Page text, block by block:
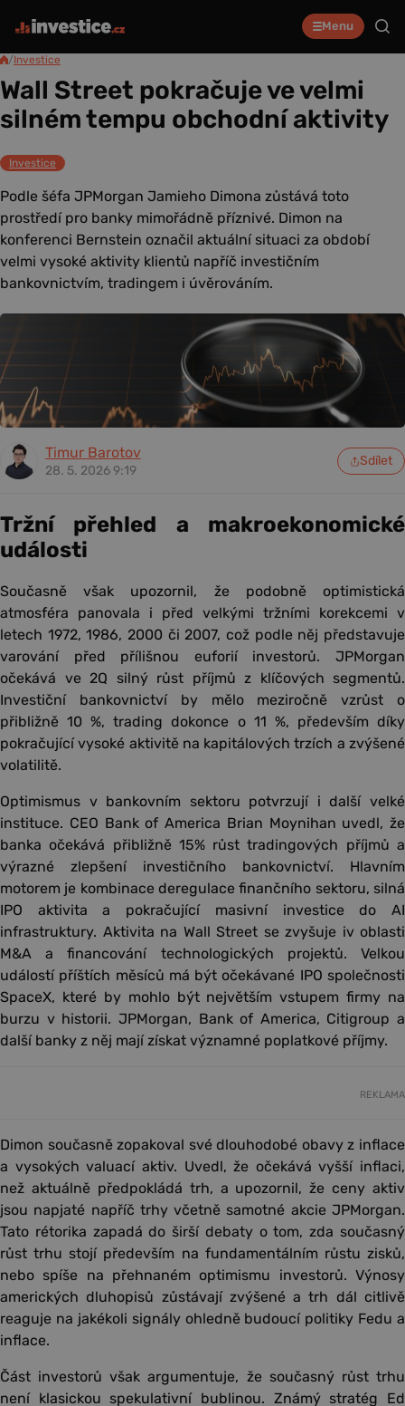
Menu
/Investice
Wall Street pokračuje ve velmi
silném tempu obchodní aktivity
Investice
Podle šéfa JPMorgan Jamieho Dimona zůstává toto
prostředí pro banky mimořádně příznivé. Dimon na
konferenci Bernstein označil aktuální situaci za období
velmi vysoké aktivity klientů napříč investičním
bankovnictvím, tradingem i úvěrováním.
Timur Barotov
28. 5. 2026 9:19
Sdílet
Tržní přehled a makroekonomické
události
Současně však upozornil, že podobně optimistická
atmosféra panovala i před velkými tržními korekcemi v
letech 1972, 1986, 2000 či 2007, což podle něj představuje
varování před přílišnou euforií investorů. JPMorgan
očekává ve 2Q silný růst příjmů z klíčových segmentů.
Investiční bankovnictví by mělo meziročně vzrůst o
přibližně 10 %, trading dokonce o 11 %, především díky
pokračující vysoké aktivitě na kapitálových trzích a zvýšené
volatilitě.
Optimismus v bankovním sektoru potvrzují i další velké
instituce. CEO Bank of America Brian Moynihan uvedl, že
banka očekává přibližně 15% růst tradingových příjmů a
výrazné zlepšení investičního bankovnictví. Hlavním
motorem je kombinace deregulace finančního sektoru, silná
IPO aktivita a pokračující masivní investice do AI
infrastruktury. Aktivita na Wall Street se zvyšuje iv oblasti
M&A a financování technologických projektů. Velkou
událostí příštích měsíců má být očekávané IPO společnosti
SpaceX, které by mohlo být největším vstupem firmy na
burzu v historii. JPMorgan, Bank of America, Citigroup a
další banky z něj mají získat významné poplatkové příjmy.
REKLAMA
Dimon současně zopakoval své dlouhodobé obavy z inflace
a vysokých valuací aktiv. Uvedl, že očekává vyšší inflaci,
než aktuálně předpokládá trh, a upozornil, že ceny aktiv
jsou napjaté napříč trhy včetně samotné akcie JPMorgan.
Tato rétorika zapadá do širší debaty o tom, zda současný
růst trhu stojí především na fundamentálním růstu zisků,
nebo spíše na přehnaném optimismu investorů. Výnosy
amerických dluhopisů zůstávají zvýšené a trh dál citlivě
reaguje na jakékoli signály ohledně budoucí politiky Fedu a
inflace.
Část investorů však argumentuje, že současný růst trhu
není klasickou spekulativní bublinou. Známý stratég Ed